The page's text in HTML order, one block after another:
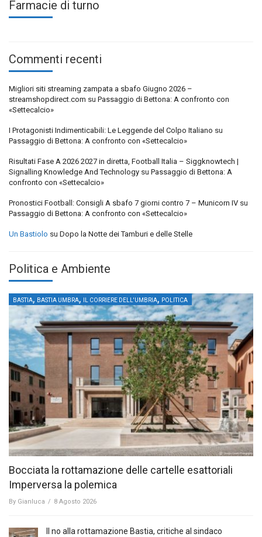
Farmacie di turno
Commenti recenti
Migliori siti streaming zampata a sbafo Giugno 2026 –
streamshopdirect.com su Passaggio di Bettona: A confronto con
«Settecalcio»
I Protagonisti Indimenticabili: Le Leggende del Colpo Italiano su
Passaggio di Bettona: A confronto con «Settecalcio»
Risultati Fase A 2026 2027 in diretta, Football Italia – Siggknowtech |
Signalling Knowledge And Technology su Passaggio di Bettona: A
confronto con «Settecalcio»
Pronostici Football: Consigli A sbafo 7 giorni contro 7 – Municorn IV su
Passaggio di Bettona: A confronto con «Settecalcio»
Un Bastiolo su Dopo la Notte dei Tamburi e delle Stelle
Politica e Ambiente
BASTIA, BASTIA UMBRA, IL CORRIERE DELL'UMBRIA, POLITICA
Bocciata la rottamazione delle cartelle esattoriali
Imperversa la polemica
By Gianluca / 8 Agosto 2026
Il no alla rottamazione Bastia, critiche al sindaco